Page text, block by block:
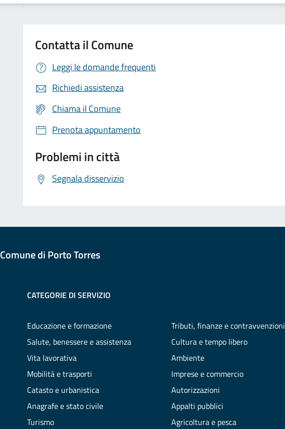
Contatta il Comune
Leggi le domande frequenti
Richiedi assistenza
Chiama il Comune
Prenota appuntamento
Problemi in città
Segnala disservizio
Comune di Porto Torres
CATEGORIE DI SERVIZIO
Educazione e formazione
Salute, benessere e assistenza
Vita lavorativa
Mobilità e trasporti
Catasto e urbanistica
Anagrafe e stato civile
Turismo
Tributi, finanze e contravvenzioni
Cultura e tempo libero
Ambiente
Imprese e commercio
Autorizzazioni
Appalti pubblici
Agricoltura e pesca